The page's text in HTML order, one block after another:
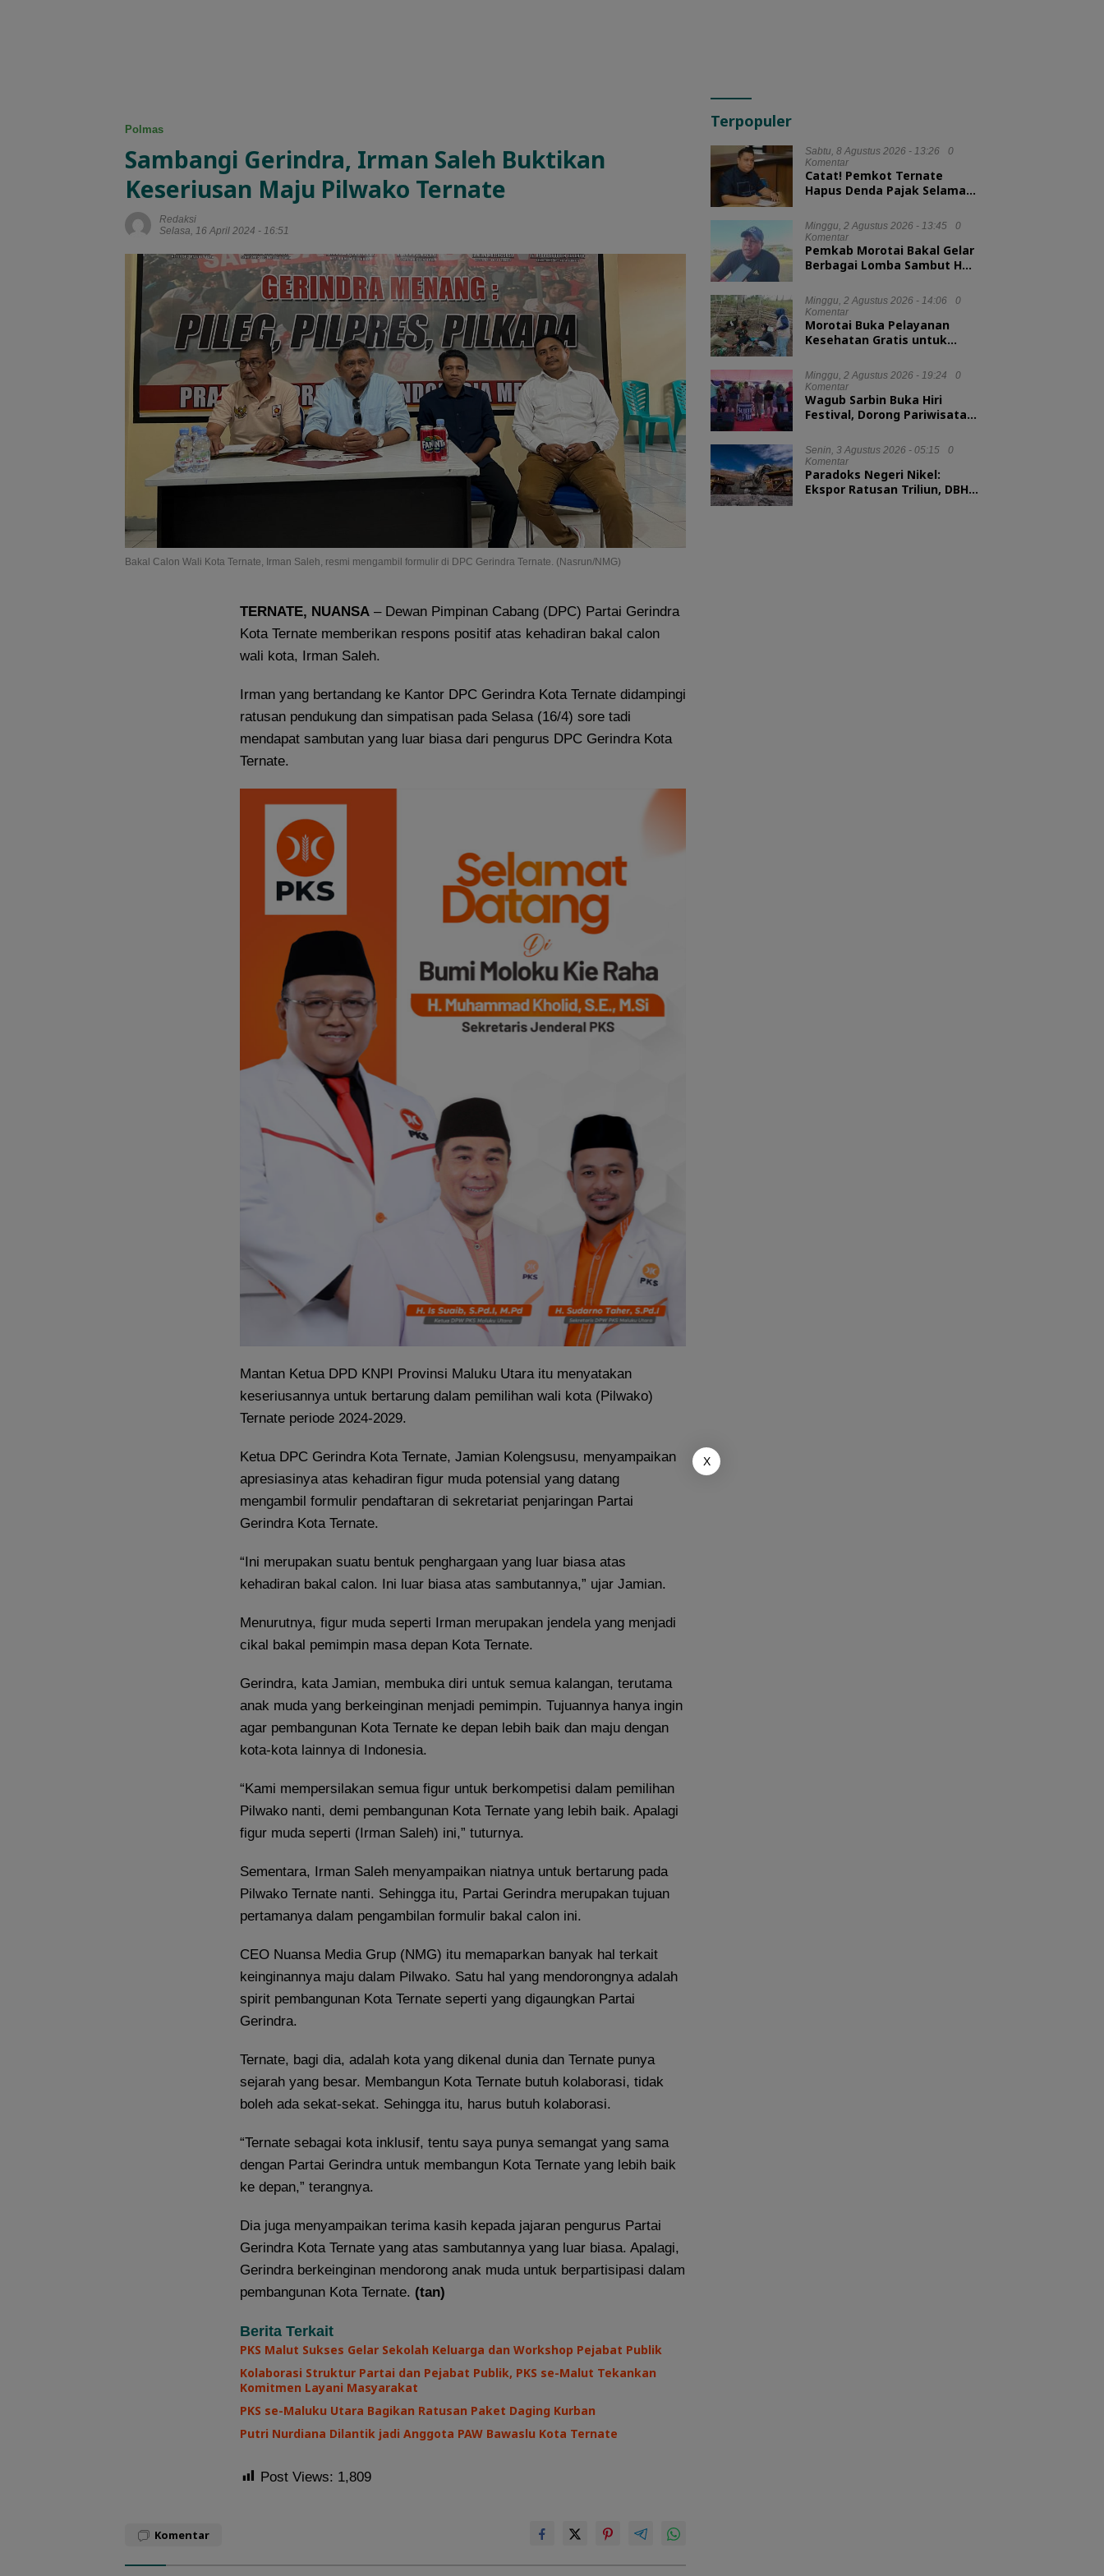
Polmas
Sambangi Gerindra, Irman Saleh Buktikan
Keseriusan Maju Pilwako Ternate
Redaksi
Selasa, 16 April 2024 - 16:51
Bakal Calon Wali Kota Ternate, Irman Saleh, resmi mengambil formulir di DPC Gerindra Ternate. (Nasrun/NMG)
TERNATE, NUANSA – Dewan Pimpinan Cabang (DPC) Partai Gerindra
Kota Ternate memberikan respons positif atas kehadiran bakal calon
wali kota, Irman Saleh.
Irman yang bertandang ke Kantor DPC Gerindra Kota Ternate didampingi
ratusan pendukung dan simpatisan pada Selasa (16/4) sore tadi
mendapat sambutan yang luar biasa dari pengurus DPC Gerindra Kota
Ternate.
Mantan Ketua DPD KNPI Provinsi Maluku Utara itu menyatakan
keseriusannya untuk bertarung dalam pemilihan wali kota (Pilwako)
Ternate periode 2024-2029.
Ketua DPC Gerindra Kota Ternate, Jamian Kolengsusu, menyampaikan
apresiasinya atas kehadiran figur muda potensial yang datang
mengambil formulir pendaftaran di sekretariat penjaringan Partai
Gerindra Kota Ternate.
“Ini merupakan suatu bentuk penghargaan yang luar biasa atas
kehadiran bakal calon. Ini luar biasa atas sambutannya,” ujar Jamian.
Menurutnya, figur muda seperti Irman merupakan jendela yang menjadi
cikal bakal pemimpin masa depan Kota Ternate.
Gerindra, kata Jamian, membuka diri untuk semua kalangan, terutama
anak muda yang berkeinginan menjadi pemimpin. Tujuannya hanya ingin
agar pembangunan Kota Ternate ke depan lebih baik dan maju dengan
kota-kota lainnya di Indonesia.
“Kami mempersilakan semua figur untuk berkompetisi dalam pemilihan
Pilwako nanti, demi pembangunan Kota Ternate yang lebih baik. Apalagi
figur muda seperti (Irman Saleh) ini,” tuturnya.
Sementara, Irman Saleh menyampaikan niatnya untuk bertarung pada
Pilwako Ternate nanti. Sehingga itu, Partai Gerindra merupakan tujuan
pertamanya dalam pengambilan formulir bakal calon ini.
CEO Nuansa Media Grup (NMG) itu memaparkan banyak hal terkait
keinginannya maju dalam Pilwako. Satu hal yang mendorongnya adalah
spirit pembangunan Kota Ternate seperti yang digaungkan Partai
Gerindra.
Ternate, bagi dia, adalah kota yang dikenal dunia dan Ternate punya
sejarah yang besar. Membangun Kota Ternate butuh kolaborasi, tidak
boleh ada sekat-sekat. Sehingga itu, harus butuh kolaborasi.
“Ternate sebagai kota inklusif, tentu saya punya semangat yang sama
dengan Partai Gerindra untuk membangun Kota Ternate yang lebih baik
ke depan,” terangnya.
Dia juga menyampaikan terima kasih kepada jajaran pengurus Partai
Gerindra Kota Ternate yang atas sambutannya yang luar biasa. Apalagi,
Gerindra berkeinginan mendorong anak muda untuk berpartisipasi dalam
pembangunan Kota Ternate. (tan)
Berita Terkait
PKS Malut Sukses Gelar Sekolah Keluarga dan Workshop Pejabat Publik
Kolaborasi Struktur Partai dan Pejabat Publik, PKS se-Malut Tekankan
Komitmen Layani Masyarakat
PKS se-Maluku Utara Bagikan Ratusan Paket Daging Kurban
Putri Nurdiana Dilantik jadi Anggota PAW Bawaslu Kota Ternate
Post Views: 1,809
Komentar
Terpopuler
Sabtu, 8 Agustus 2026 - 13:26
0
Komentar
Catat! Pemkot Ternate
Hapus Denda Pajak Selama
Minggu, 2 Agustus 2026 - 13:45
0
Komentar
Pemkab Morotai Bakal Gelar
Berbagai Lomba Sambut HUT
Minggu, 2 Agustus 2026 - 14:06
0
Komentar
Morotai Buka Pelayanan
Kesehatan Gratis untuk
Minggu, 2 Agustus 2026 - 19:24
0
Komentar
Wagub Sarbin Buka Hiri
Festival, Dorong Pariwisata
Senin, 3 Agustus 2026 - 05:15
0
Komentar
Paradoks Negeri Nikel:
Ekspor Ratusan Triliun, DBH
X